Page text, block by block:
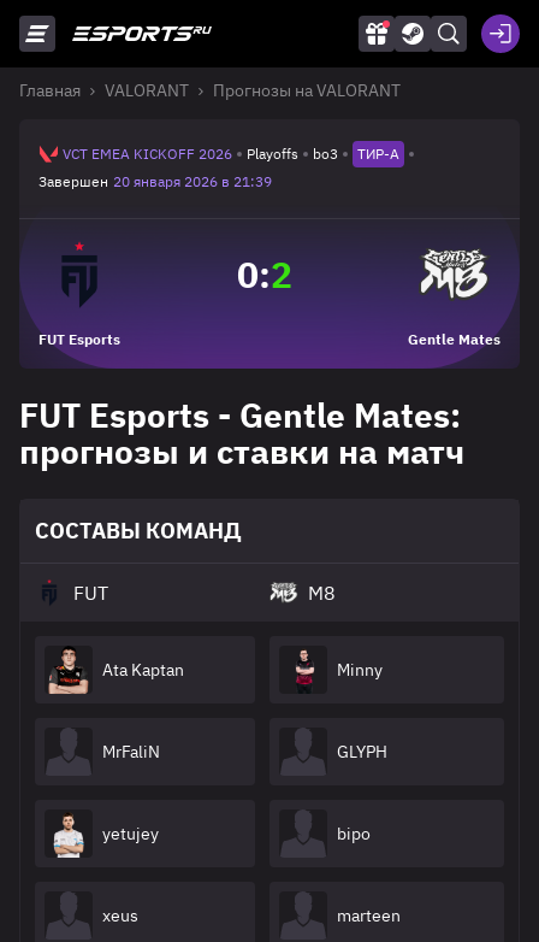
Главная VALORANT Прогнозы на VALORANT
VCT EMEA KICKOFF 2026 Playoffs bo3
ТИР-A
Завершен 20 января 2026 в 21:39
FUT Esports
0:2
Gentle Mates
FUT Esports - Gentle Mates:
прогнозы и ставки на матч
СОСТАВЫ КОМАНД
FUT
Ata Kaptan
MrFaliN
yetujey
xeus
M8
Minny
GLYPH
bipo
marteen